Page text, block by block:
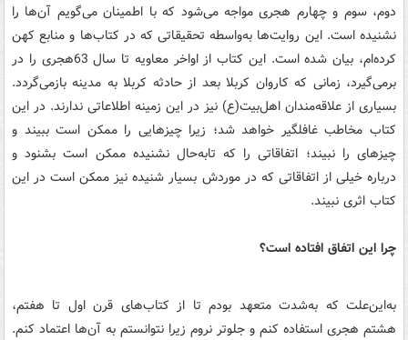
دوم، سوم و چهارم هجری مواجه می‌شود که با اطمینان می‌گویم آن‌ها را
نشنیده است. این روایت‌ها به‌واسطه تحقیقاتی که در کتاب‌ها و منابع کهن
کرده‌ام، بیان شده است. این کتاب از اواخر معاویه تا سال 63هجری را در
برمی‌گیرد، زمانی که کاروان کربلا بعد از حادثه کربلا به مدینه بازمی‌گردد.
بسیاری از علاقه‌مندان اهل‌بیت(ع) نیز در این زمینه اطلاعاتی ندارند. در این
کتاب مخاطب غافلگیر خواهد شد؛ زیرا چیزهایی را ممکن است ببیند و
چیزهای را نبیند؛ اتفاقاتی را که تابه‌حال نشنیده ممکن است بشنود و
درباره خیلی از اتفاقاتی که در موردش بسیار شنیده نیز ممکن است در این
کتاب اثری نبیند.
چرا این اتفاق افتاده است؟
به‌این‌علت که به‌شدت متعهد بودم تا از کتاب‌های قرن اول تا هفتم،
هشتم هجری استفاده کنم و جلوتر نروم زیرا نتوانستم به آن‌ها اعتماد کنم.